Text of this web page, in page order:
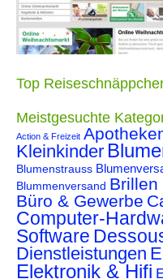
Top
Meistgesuchte
Action & Freizeit
Kleinkinder
Blumenstrauss
Blummenversand Brillen
Büro & Gewerbe
Computer-
Software
Dienstleistungen
Elektronik & Hifi